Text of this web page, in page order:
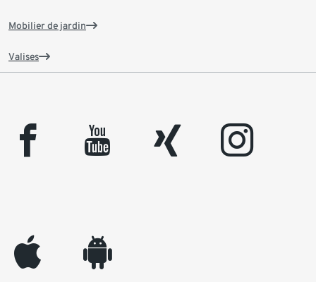
Mobilier de jardin
Valises
facebook youtube xing instagram
appleinc android